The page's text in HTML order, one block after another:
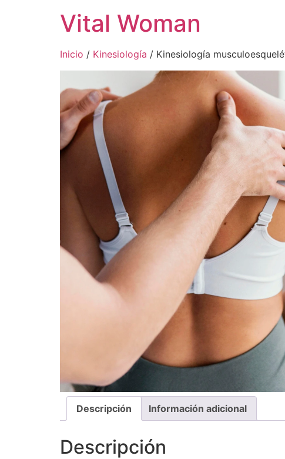
Vital Woman
Inicio / Kinesiología / Kinesiología
Descripción Información adicional
Descripción